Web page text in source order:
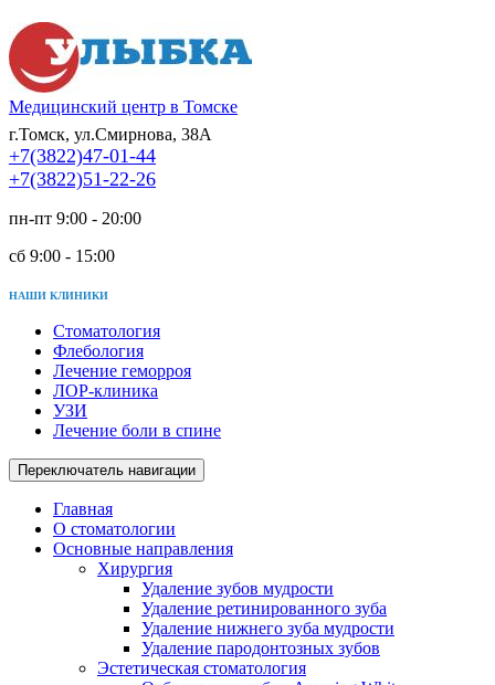
Медицинский центр в Томске
г.Томск, ул.Смирнова, 38А
+7(3822)47-01-44
+7(3822)51-22-26
пн-пт 9:00 - 20:00
сб 9:00 - 15:00
НАШИ КЛИНИКИ
Стоматология
Флебология
Лечение геморроя
ЛОР-клиника
УЗИ
Лечение боли в спине
Переключатель навигации
Главная
О стоматологии
Основные направления
Хирургия
Удаление зубов мудрости
Удаление ретинированного зуба
Удаление нижнего зуба мудрости
Удаление пародонтозных зубов
Эстетическая стоматология